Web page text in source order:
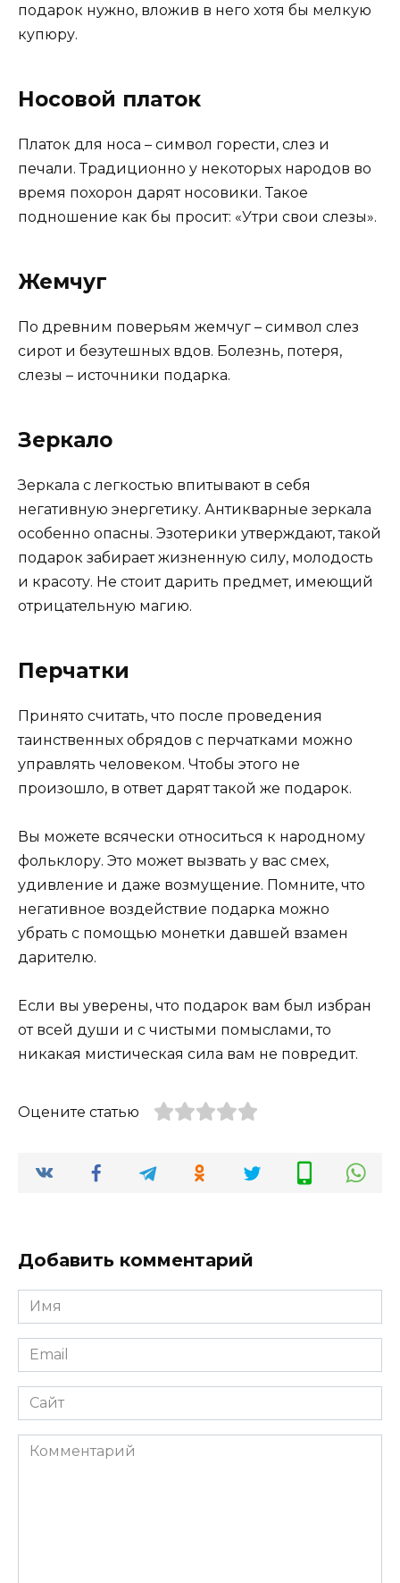
подарок нужно, вложив в него хотя бы мелкую
купюру.
Носовой платок
Платок для носа – символ горести, слез и
печали. Традиционно у некоторых народов во
время похорон дарят носовики. Такое
подношение как бы просит: «Утри свои слезы».
Жемчуг
По древним поверьям жемчуг – символ слез
сирот и безутешных вдов. Болезнь, потеря,
слезы – источники подарка.
Зеркало
Зеркала с легкостью впитывают в себя
негативную энергетику. Антикварные зеркала
особенно опасны. Эзотерики утверждают, такой
подарок забирает жизненную силу, молодость
и красоту. Не стоит дарить предмет, имеющий
отрицательную магию.
Перчатки
Принято считать, что после проведения
таинственных обрядов с перчатками можно
управлять человеком. Чтобы этого не
произошло, в ответ дарят такой же подарок.
Вы можете всячески относиться к народному
фольклору. Это может вызвать у вас смех,
удивление и даже возмущение. Помните, что
негативное воздействие подарка можно
убрать с помощью монетки давшей взамен
дарителю.
Если вы уверены, что подарок вам был избран
от всей души и с чистыми помыслами, то
никакая мистическая сила вам не повредит.
Оцените статью
Добавить комментарий
Имя
*
Email
*
Сайт
Комментарий